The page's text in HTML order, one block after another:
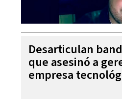
Desarticulan
que asesinó a
empresa